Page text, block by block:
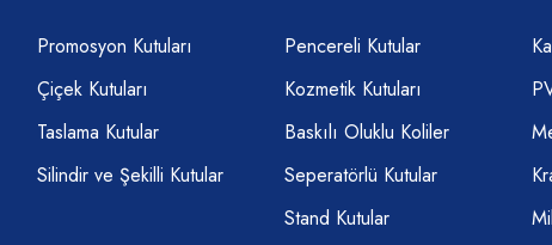
Promosyon Kutuları
Çiçek Kutuları
Taslama Kutular
Silindir ve Şekilli Kutular
Pencereli Kutular
Kozmetik Kutuları
Baskılı Oluklu Koliler
Seperatörlü Kutular
Stand Kutular